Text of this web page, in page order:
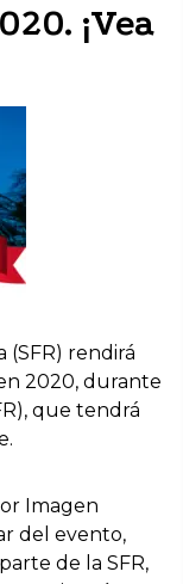
¡Vea
(SFR) rendirá
2020, durante
que tendrá
Imagen
del evento,
de la SFR,